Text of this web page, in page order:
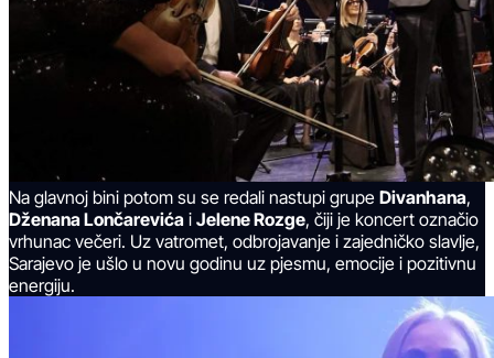
Na glavnoj bini potom su se redali nastupi grupe Divanhana,
Dženana Lončarevića i Jelene Rozge, čiji je koncert označio
vrhunac večeri. Uz vatromet, odbrojavanje i zajedničko slavlje,
Sarajevo je ušlo u novu godinu uz pjesmu, emocije i pozitivnu
energiju.